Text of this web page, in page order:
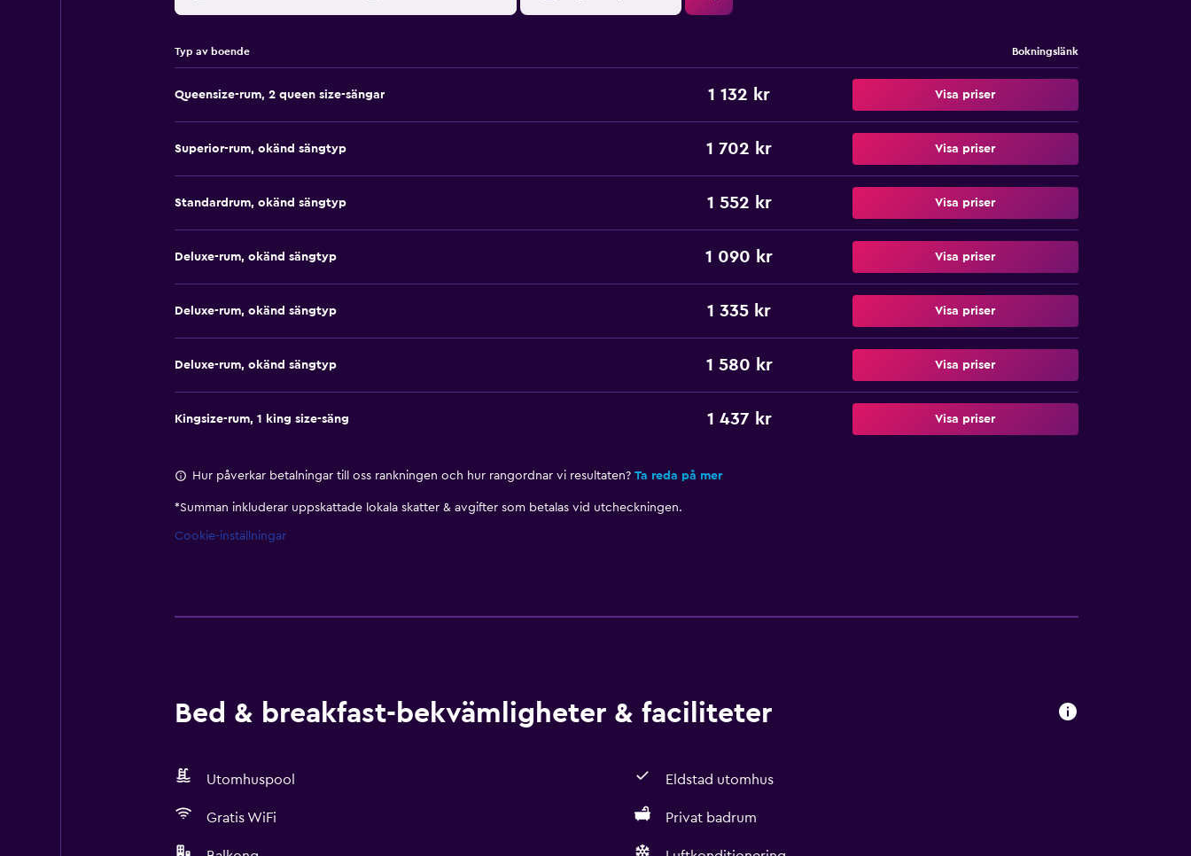
Typ av boende Bokningslänk
Queensize-rum, 2 queen size-sängar 1 132 kr Visa priser
Superior-rum, okänd sängtyp 1 702 kr Visa priser
Standardrum, okänd sängtyp 1 552 kr Visa priser
Deluxe-rum, okänd sängtyp 1 090 kr Visa priser
Deluxe-rum, okänd sängtyp 1 335 kr Visa priser
Deluxe-rum, okänd sängtyp 1 580 kr Visa priser
Kingsize-rum, 1 king size-säng 1 437 kr Visa priser
Hur påverkar betalningar till oss rankningen och hur rangordnar vi resultaten? Ta reda på mer
*Summan inkluderar uppskattade lokala skatter & avgifter som betalas vid utcheckningen.
Cookie-inställningar
Bed & breakfast-bekvämligheter & faciliteter
Utomhuspool Eldstad utomhus
Gratis WiFi Privat badrum